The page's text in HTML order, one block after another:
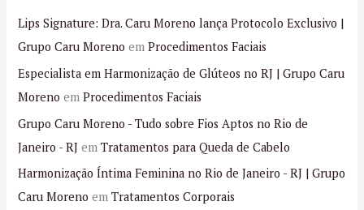
Lips Signature: Dra. Caru Moreno lança Protocolo Exclusivo |
Grupo Caru Moreno emProcedimentos Faciais
Especialista em Harmonização de Glúteos no RJ | Grupo Caru
Moreno emProcedimentos Faciais
Grupo Caru Moreno - Tudo sobre Fios Aptos no Rio de
Janeiro - RJ emTratamentos para Queda de Cabelo
Harmonização Íntima Feminina no Rio de Janeiro - RJ | Grupo
Caru Moreno emTratamentos Corporais